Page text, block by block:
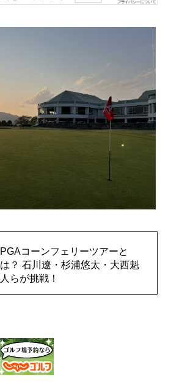
PGAコーンフェリーツアーと
は？ 石川遼・杉浦悠太・大西魁
人らが挑戦！